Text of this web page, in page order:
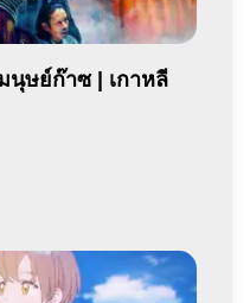
นุษย์ก๊าซ | เกาหลี